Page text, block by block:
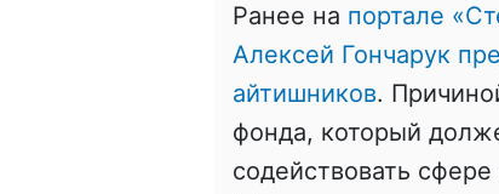
Ранее на портале
Алексей Гончарук
айтишников.
фонда, который
содействовать